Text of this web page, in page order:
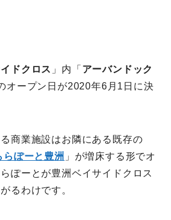
ドクロス 」内「 アーバンドック
オープン日が2020年6月1日に決
商業施設はお隣にある既存の
ぽーと豊洲 」が増床する形でオ
ぽーとが豊洲ベイサイドクロス
るわけです。